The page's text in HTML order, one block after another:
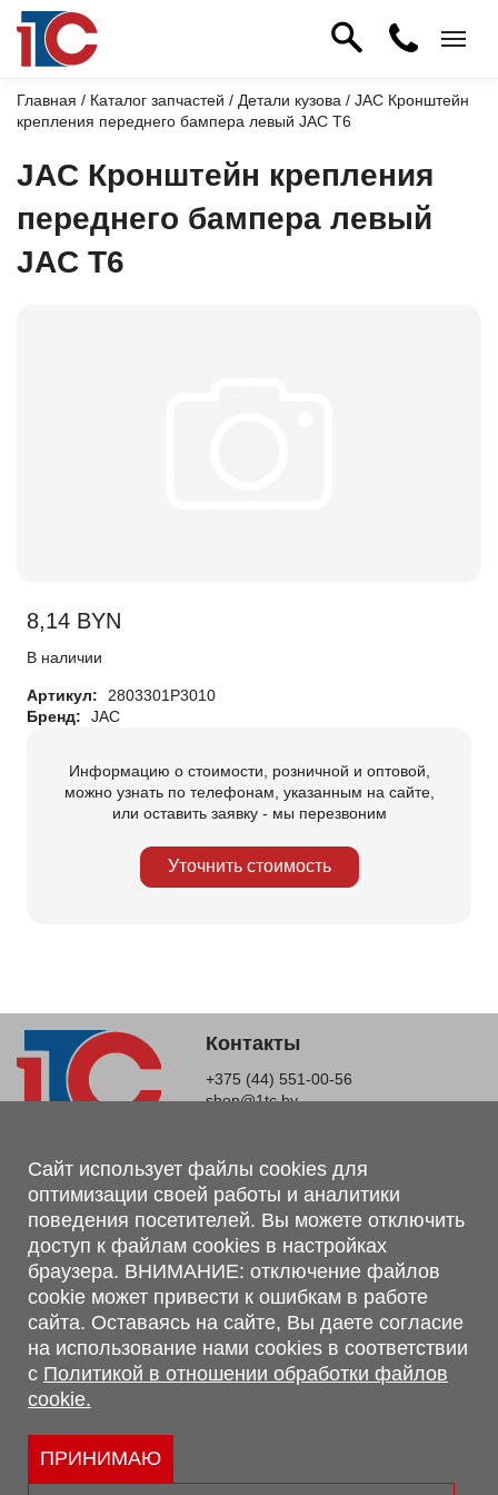
Главная / Каталог запчастей / Детали кузова / JAC Кронштейн
крепления переднего бампера левый JAC T6
JAC Кронштейн крепления
переднего бампера левый
JAC T6
8,14 BYN
В наличии
Артикул:
2803301P3010
Бренд:
JAC
Информацию о стоимости, розничной и оптовой,
можно узнать по телефонам, указанным на сайте,
или оставить заявку - мы перезвоним
Уточнить стоимость
Контакты
+375 (44) 551-00-56
shop@1tc.by
Магазин, склад
г. Минск, Минский р-н, п. Привольный, ул. Мира, 20А,
223062
г. Брест, ул. Лейтенанта Рябцева, 108 В, 224701
Обращаем Ваше внимание, что вся предоставленная на сайте
информация, касающаяся комплектаций, технических
характеристик, цветовых сочетаний, а также стоимости и
сервисного обслуживания носит информационный характер и
не является публичной офертой, определяемой п.2 ст.407
Гражданского кодекса Республики Беларусь.
Политика обработки персональных данных
Политикой в отношении обработки файлов cookie.
Сайт использует файлы cookies для
оптимизации своей работы и аналитики
поведения посетителей. Вы можете отключить
доступ к файлам cookies в настройках
браузера. ВНИМАНИЕ: отключение файлов
cookie может привести к ошибкам в работе
сайта. Оставаясь на сайте, Вы даете согласие
на использование нами cookies в соответствии
с Политикой в отношении обработки файлов
cookie.
ПРИНИМАЮ